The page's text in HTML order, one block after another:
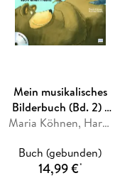
Mein musikalisches
Bilderbuch (Bd. 2) -
Ferdinand suchtMaria Köhnen, Hartmut Hoefs
Buch (gebunden)
14,99 €*